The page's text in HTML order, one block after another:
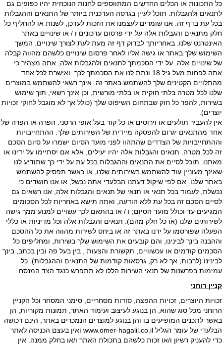
כל התכונות או הכלים החדשים המתווספים לחנות הנוכחית יהיו כפופים גם
לתנאים ולהגבלות. תוכל לעיין בגרסה העדכנית ביותר של התנאים וההגבלות
בכל עת בדף זה. אנו שומרים לעצמנו את הזכות לעדכן, לשנות או להחליף כל
חלק מתנאים והגבלות אלה על ידי פרסום עדכונים ו / או שינויים באתר
האינטרנט שלנו. באחריותך לבדוק דף זה מעת לעת לצורך שינויים. המשך
השימוש שלך באתר או גישה אליו לאחר פרסום שינויים כלשהם מהווה קבלה
של שינויים אלה. על ידי הסכמתך לתנאים ולהגבלות אלה, אתה מצהיר כי
אתה לפחות מעל גיל 18 ונתת לנו את הסכמתך לכך. ואישרת לכל אחד
מהתלויים הקטינים שלך להשתמש באתר זה. אינך רשאי להשתמש במוצרים
שלנו לכל מטרה בלתי חוקית או בלתי מורשית, וכן אינך רשאי, תוך שימוש
בשירות, להפר כל חוק שבתחום השיפוט שלך (כולל אך לא מוגבל לחוקי זכויות
יוצרים).
אין להעביר תולעים או וירוסים או כל קוד בעל אופי הרסני. הפרה או הפרה של
אחד מהתנאים יגרום להפסקה מיידית של השירותים שלך. ההתחייבויות
וההתחייבויות של הצדדים שהתהוו לפני מועד הסיום ישמרו על סיום הסכם
זה לכל מטרה. תנאים והגבלות אלה יהיו יעילים, אלא אם יסתיימו על ידינו או
מאתנו. תוכל לסיים את התנאים וההגבלות בכל עת על ידי כך שתודיע לנו
שאינך מעוניין עוד להשתמש בשירותים שלנו, או כאשר תפסיק להשתמש
באתר שלנו. אם לפי שיקול דעתנו הבלעדי אתה נכשל, או אנו חושדים כי
נכשלת, לעמוד בכל תנאי או תנאי של תנאים והגבלות אלה, אנו רשאים גם
לסיים הסכם זה בכל עת ללא הודעה, ואתה תישא באחריות לכל הסכומים
המגיעים עד וכולל מועד הסיום; ו / או בהתאם לכך עשויים למנוע ממך גישה
לשירותים שלנו (או כל חלק מהם). תנאים והגבלות אלה וכל מדיניות או כללי
הפעלה שפורסמו על ידנו באתר זה או ביחס לשירות מהווה את כל ההסכם
וההבנה בינך לבינינו, והם קובעים את השימוש שלך בשירות, ומחליפים כל
הסכמים קודמים או עכשוויים, תקשורת והצעות , בין בעל פה ובין בכתב, בינך
לבינינו (לרבות, אך לא רק, גרסאות קודמות של התנאים וההגבלות). כל
עמימות בפרשנות של תנאי השירות הללו לא תתפרש כנגד הצד המנסח.
קניין רוחני
זכויות היוצרים, זכויות ההפצה, סודות מסחריים, סימני המסחר וכל הקניין
הרוחני מכל סוג שהוא, הן בנוגע לעיצוב ועימוד האתר, תמונות מקוריות, הן
באשר לתכנים המופיעים בו והן בנוגע למוצרים הנמכרים באתר, הינם רכושה
הבלעדי של עומר הגליל www.omer-hagalil.co.il ואין בעצם הכניסה לאתר
כדי להעניק רשיון ו/או זכות כלשהם בתכולת האתר ו/או בחלק ממנה. אין